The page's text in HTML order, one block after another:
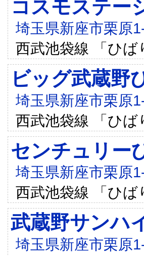
コスモステー
埼玉県新座市栗原
西武池袋線 「ひ
ビッグ武蔵野
埼玉県新座市栗原
西武池袋線 「ひ
センチュリー
埼玉県新座市栗原
西武池袋線 「ひ
武蔵野サンハ
埼玉県新座市栗原